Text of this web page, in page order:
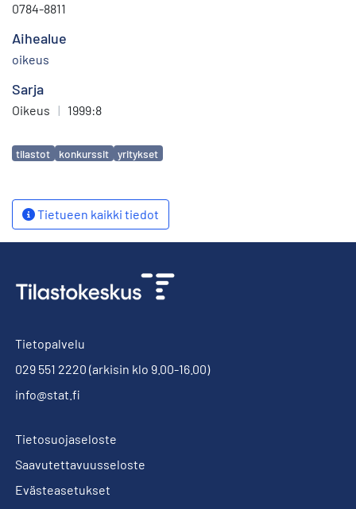
0784-8811
Aihealue
oikeus
Sarja
Oikeus | 1999:8
Avainsanat
tilastot konkurssit yritykset
Tietueen kaikki tiedot
Tietopalvelu
029 551 2220 (arkisin klo 9.00-16.00)
info@stat.fi
Tietosuojaseloste
Saavutettavuusseloste
Evästeasetukset